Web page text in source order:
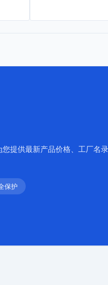
提供最新产品价格、工厂名
保护